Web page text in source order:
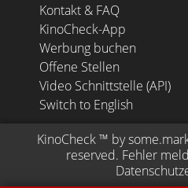
Kontakt & FAQ
KinoCheck-App
Werbung buchen
Offene Stellen
Video Schnittstelle (API)
Switch to English
KinoCheck ™ by
reserved. Fehler